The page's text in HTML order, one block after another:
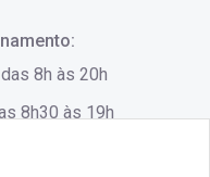
Florianópolis -
8h às 20h
8h30 às 19h